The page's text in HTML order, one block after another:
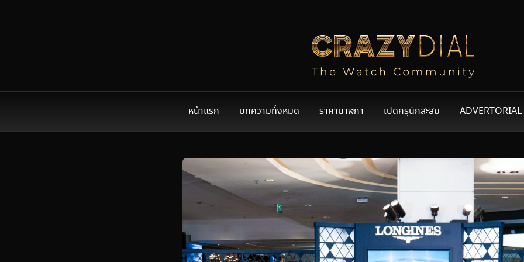
หน้าแรก บทความทั้งหมด ราคานาฬิกา เปิดกรุนักสะสม ADVERTORIAL